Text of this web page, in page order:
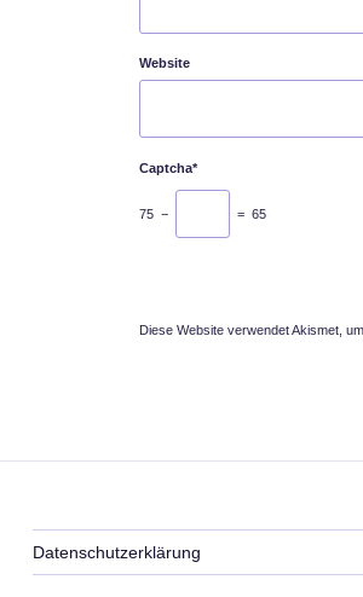
Website
Captcha*
75 − = 65
Diese Website verwendet Akismet,
Datenschutzerklärung